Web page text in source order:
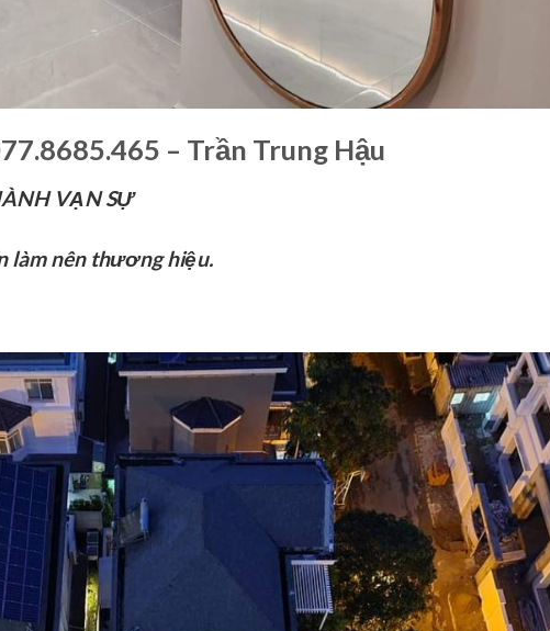
– Trần Trung Hậu
VẠN SỰ
làm nên thương hiệu.